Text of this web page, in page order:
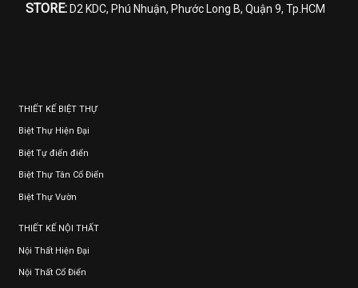
STORE: D2 KDC, Phú Nhuận, Phước Long B, Quận 9, Tp.HCM
THIẾT KẾ BIỆT THỰ
Biệt Thự Hiện Đại
Biệt Tự điển điển
Biệt Thự Tân Cổ Điển
Biệt Thự Vườn
THIẾT KẾ NỘI THẤT
Nội Thất Hiện Đại
Nội Thất Cổ Điển